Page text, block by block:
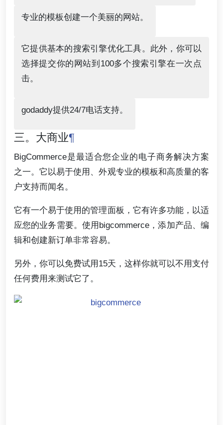
专业的模板创建一个美丽的网站。
它提供基本的搜索引擎优化工具。此外，你可以
选择提交你的网站到100多个搜索引擎在一次点
击。
godaddy提供24/7电话支持。
三。大商业¶
BigCommerce是最适合您企业的电子商务解决方案
之一。它以易于使用、外观专业的模板和高质量的客
户支持而闻名。
它有一个易于使用的管理面板，它有许多功能，以适
应您的业务需要。使用bigcommerce，添加产品、编
辑和创建新订单非常容易。
另外，你可以免费试用15天，这样你就可以不用支付
任何费用来测试它了。